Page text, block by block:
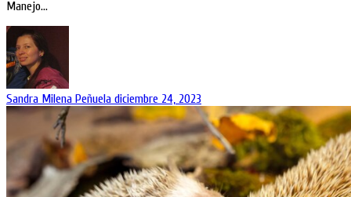
Manejo…
Sandra Milena Peñuela diciembre 24, 2023